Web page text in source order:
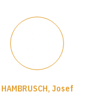
HAMBRUSCH, Josef